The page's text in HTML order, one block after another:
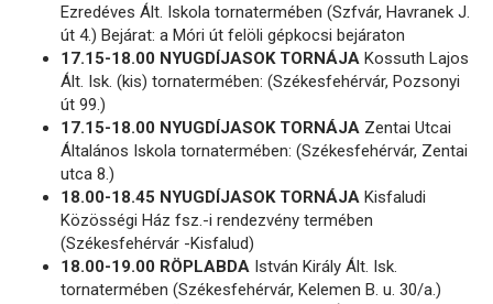
Ezredéves Ált. Iskola tornatermében (Szfvár, Havranek J.
út 4.) Bejárat: a Móri út felöli gépkocsi bejáraton
17.15-18.00 NYUGDÍJASOK TORNÁJA Kossuth Lajos
Ált. Isk. (kis) tornatermében: (Székesfehérvár, Pozsonyi
út 99.)
17.15-18.00 NYUGDÍJASOK TORNÁJA Zentai Utcai
Általános Iskola tornatermében: (Székesfehérvár, Zentai
utca 8.)
18.00-18.45 NYUGDÍJASOK TORNÁJA Kisfaludi
Közösségi Ház fsz.-i rendezvény termében
(Székesfehérvár -Kisfalud)
18.00-19.00 RÖPLABDA István Király Ált. Isk.
tornatermében (Székesfehérvár, Kelemen B. u. 30/a.)